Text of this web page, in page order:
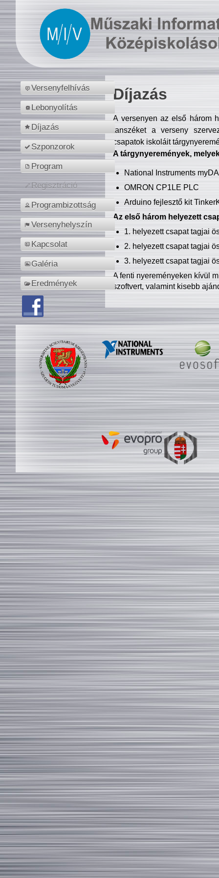
Versenyfelhívás
Lebonyolítás
Díjazás
Szponzorok
Program
Regisztráció
Programbizottság
Versenyhelyszín
Kapcsolat
Galéria
Eredmények
Díjazás
A versenyen az első három
tanszéket a verseny
csapatok iskoláit
A tárgynyeremények,
National Instruments
OMRON CP1LE PLC
Arduino fejlesztő kit
Az első három helyezett
1. helyezett csapat tagjai
2. helyezett csapat tagjai
3. helyezett csapat tagjai
A fenti nyereményeken kívül
szoftvert, valamint kisebb